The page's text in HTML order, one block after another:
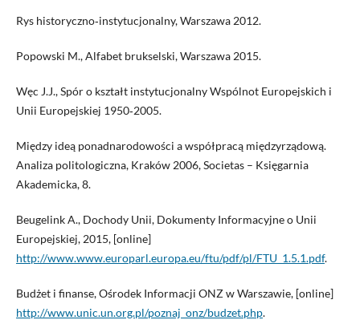
Rys historyczno‑instytucjonalny, Warszawa 2012.
Popowski M., Alfabet brukselski, Warszawa 2015.
Węc J.J., Spór o kształt instytucjonalny Wspólnot Europejskich i
Unii Europejskiej 1950‑2005.
Między ideą ponadnarodowości a współpracą międzyrządową.
Analiza politologiczna, Kraków 2006, Societas – Księgarnia
Akademicka, 8.
Beugelink A., Dochody Unii, Dokumenty Informacyjne o Unii
Europejskiej, 2015, [online]
http://www.www.europarl.europa.eu/ftu/pdf/pl/FTU_1.5.1.pdf.
Budżet i finanse, Ośrodek Informacji ONZ w Warszawie, [online]
http://www.unic.un.org.pl/poznaj_onz/budzet.php.